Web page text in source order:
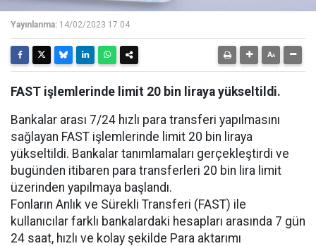
Yayınlanma: 14/02/2023 17:04
FAST işlemlerinde limit 20 bin liraya yükseltildi.
Bankalar arası 7/24 hızlı para transferi yapılmasını
sağlayan FAST işlemlerinde limit 20 bin liraya
yükseltildi. Bankalar tanımlamaları gerçekleştirdi ve
bugünden itibaren para transferleri 20 bin lira limit
üzerinden yapılmaya başlandı.
Fonların Anlık ve Sürekli Transferi (FAST) ile
kullanıcılar farklı bankalardaki hesapları arasında 7 gün
24 saat, hızlı ve kolay şekilde Para aktarımı